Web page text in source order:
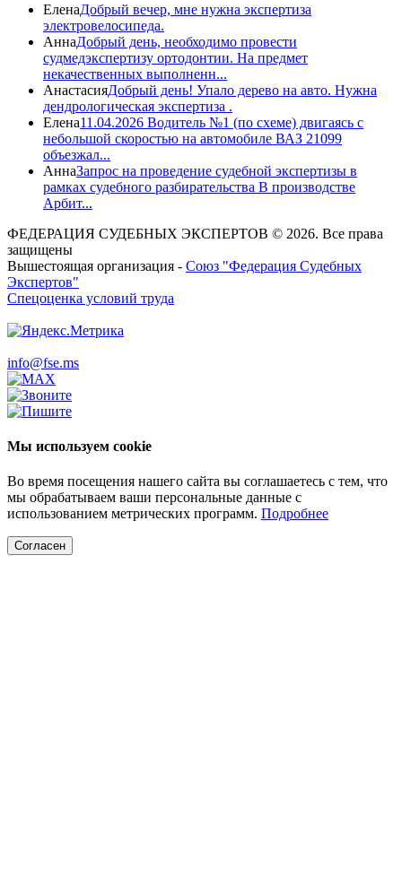
ЕленаДобрый вечер, мне нужна экспертиза
электровелосипеда.
АннаДобрый день, необходимо провести
судмедэкспертизу ортодонтии. На предмет
некачественных выполненн...
АнастасияДобрый день! Упало дерево на авто. Нужна
дендрологическая экспертиза .
Елена11.04.2026 Водитель №1 (по схеме) двигаясь с
небольшой скоростью на автомобиле ВАЗ 21099
объезжал...
АннаЗапрос на проведение судебной экспертизы в
рамках судебного разбирательства В производстве
Арбит...
ФЕДЕРАЦИЯ СУДЕБНЫХ ЭКСПЕРТОВ © 2026. Все права
защищены
Вышестоящая организация - Союз "Федерация Судебных
Экспертов"
Спецоценка условий труда
info@fse.ms
Мы используем cookie
Во время посещения нашего сайта вы соглашаетесь с тем, что
мы обрабатываем ваши персональные данные с
использованием метрических программ. Подробнее
Согласен